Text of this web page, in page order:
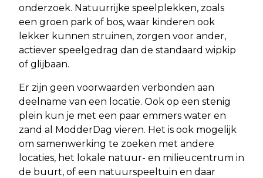
onderzoek. Natuurrijke speelplekken, zoals
een groen park of bos, waar kinderen ook
lekker kunnen struinen, zorgen voor ander,
actiever speelgedrag dan de standaard wipkip
of glijbaan.
Er zijn geen voorwaarden verbonden aan
deelname van een locatie. Ook op een stenig
plein kun je met een paar emmers water en
zand al ModderDag vieren. Het is ook mogelijk
om samenwerking te zoeken met andere
locaties, het lokale natuur- en milieucentrum in
de buurt, of een natuurspeeltuin en daar